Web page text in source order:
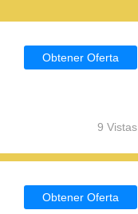
Obtener Oferta
9 Vistas
Obtener Oferta